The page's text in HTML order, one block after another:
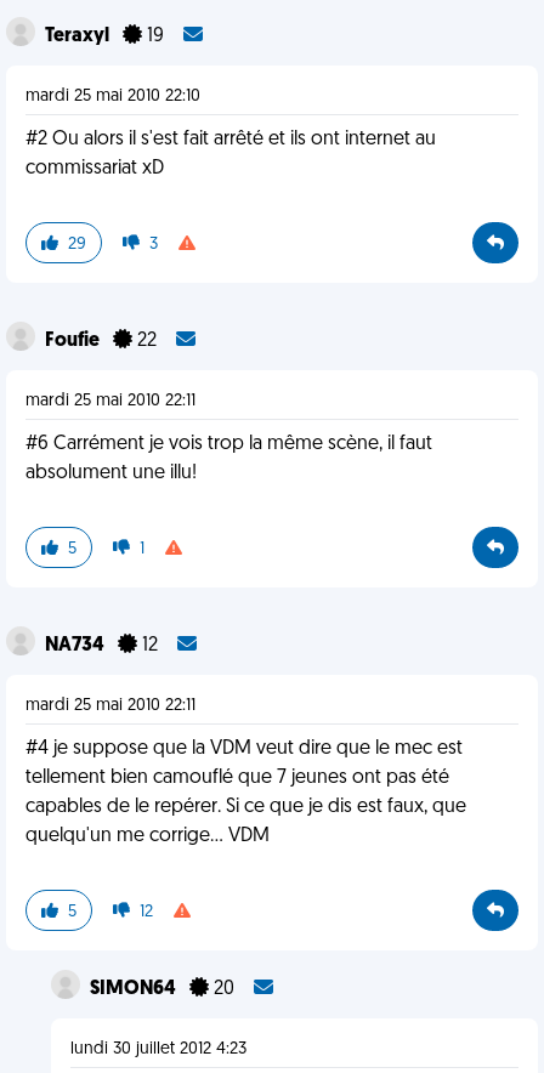
Teraxyl 19
mardi 25 mai 2010 22:10
#2 Ou alors il s'est fait arrêté et ils ont internet au
commissariat xD
29 3
Foufie 22
mardi 25 mai 2010 22:11
#6 Carrément je vois trop la même scène, il faut
absolument une illu!
5 1
NA734 12
mardi 25 mai 2010 22:11
#4 je suppose que la VDM veut dire que le mec est
tellement bien camouflé que 7 jeunes ont pas été
capables de le repérer. Si ce que je dis est faux, que
quelqu'un me corrige... VDM
5 12
SIMON64 20
lundi 30 juillet 2012 4:23